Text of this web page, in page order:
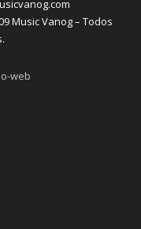
Music Vanog – Todos